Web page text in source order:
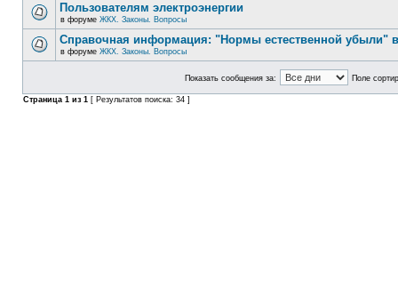
Пользователям электроэнергии
в форуме ЖКХ. Законы. Вопросы
Справочная информация: "Нормы естественной убыли"
в форуме ЖКХ. Законы. Вопросы
Показать сообщения за: Поле
Страница 1 из 1 [ Результатов поиска: 34 ]